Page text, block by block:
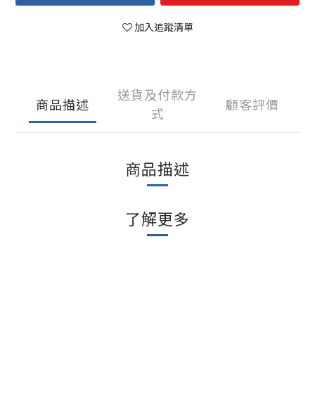
加入追蹤清單
商品描述
送貨及付款方
式
顧客評價
商品描述
了解更多